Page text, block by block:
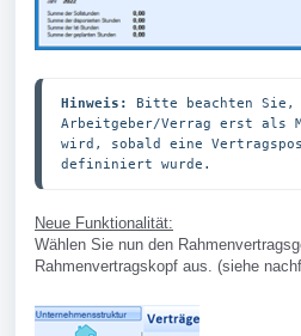
Hinweis: Bitte beachten Sie,
Arbeitgeber/Verrag erst als
wird, sobald eine
defininiert wurde.
Neue Funktionalität:
Wählen Sie nun den
Rahmenvertragskopf aus. (siehe